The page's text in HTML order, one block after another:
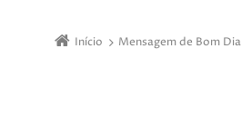
Início Mensagem de Bom Dia